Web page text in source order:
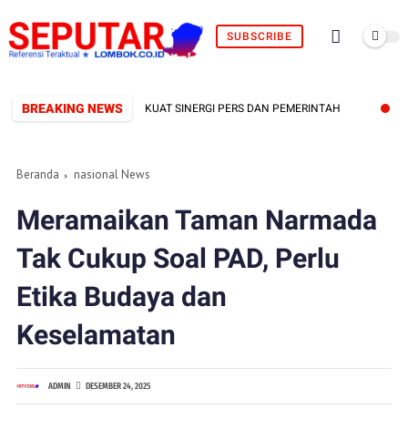
SUBSCRIBE
BREAKING NEWS
TERBENTUK, SIAP PERKUAT SINERGI PERS DAN PEMERINTAH FBI
Beranda nasional News
Meramaikan Taman Narmada
Tak Cukup Soal PAD, Perlu
Etika Budaya dan
Keselamatan
ADMIN DESEMBER 24, 2025